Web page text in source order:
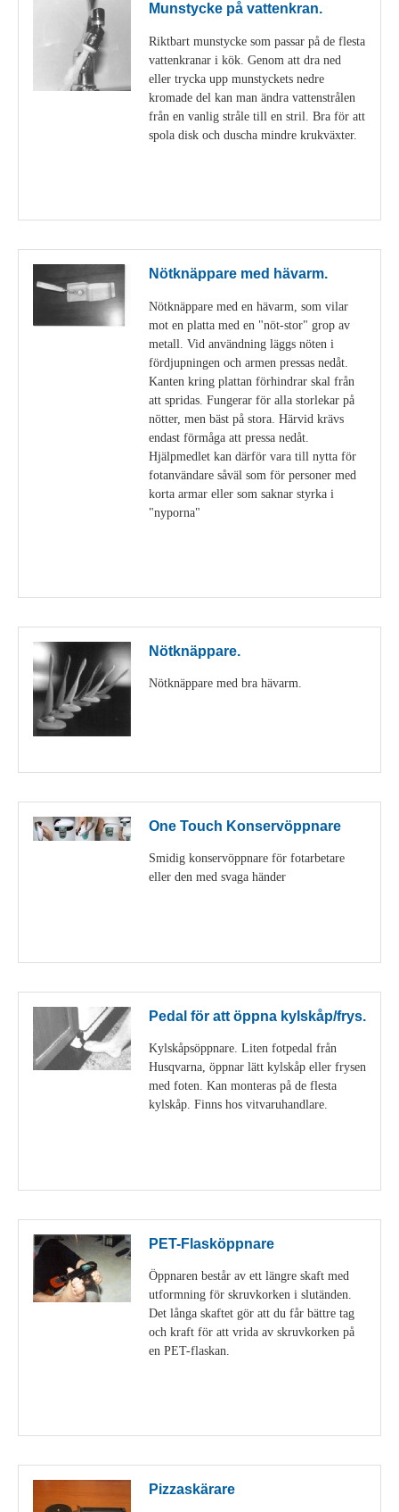
Munstycke på vattenkran.
Riktbart munstycke som passar på de flesta
vattenkranar i kök. Genom att dra ned
eller trycka upp munstyckets nedre
kromade del kan man ändra vattenstrålen
från en vanlig stråle till en stril. Bra för att
spola disk och duscha mindre krukväxter.
Nötknäppare med hävarm.
Nötknäppare med en hävarm, som vilar
mot en platta med en "nöt-stor" grop av
metall. Vid användning läggs nöten i
fördjupningen och armen pressas nedåt.
Kanten kring plattan förhindrar skal från
att spridas. Fungerar för alla storlekar på
nötter, men bäst på stora. Härvid krävs
endast förmåga att pressa nedåt.
Hjälpmedlet kan därför vara till nytta för
fotanvändare såväl som för personer med
korta armar eller som saknar styrka i
"nyporna"
Nötknäppare.
Nötknäppare med bra hävarm.
One Touch Konservöppnare
Smidig konservöppnare för fotarbetare
eller den med svaga händer
Pedal för att öppna kylskåp/frys.
Kylskåpsöppnare. Liten fotpedal från
Husqvarna, öppnar lätt kylskåp eller frysen
med foten. Kan monteras på de flesta
kylskåp. Finns hos vitvaruhandlare.
PET-Flasköppnare
Öppnaren består av ett längre skaft med
utformning för skruvkorken i slutänden.
Det långa skaftet gör att du får bättre tag
och kraft för att vrida av skruvkorken på
en PET-flaskan.
Pizzaskärare